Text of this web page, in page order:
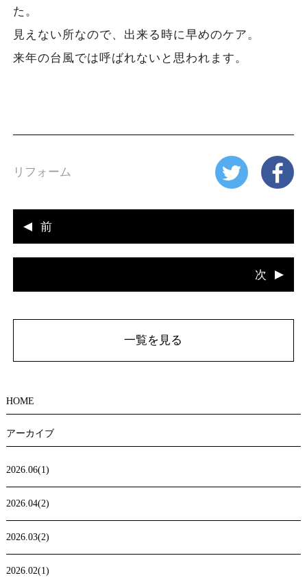
た。
見えない所なので、出来る時に早めのケア。
来年の台風では呼ばれないと思われます。
リフォーム
前
次
一覧を見る
HOME
アーカイブ
2026.06(1)
2026.04(2)
2026.03(2)
2026.02(1)